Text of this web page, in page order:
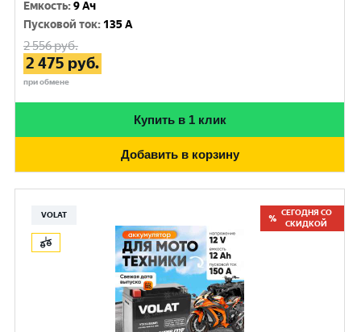
Емкость:9 Ач
Пусковой ток: 135 A
2 556руб.
2 475 руб.
при обмене
Купить в 1 клик
Добавить в корзину
VOLAT
СЕГОДНЯ СО
СКИДКОЙ